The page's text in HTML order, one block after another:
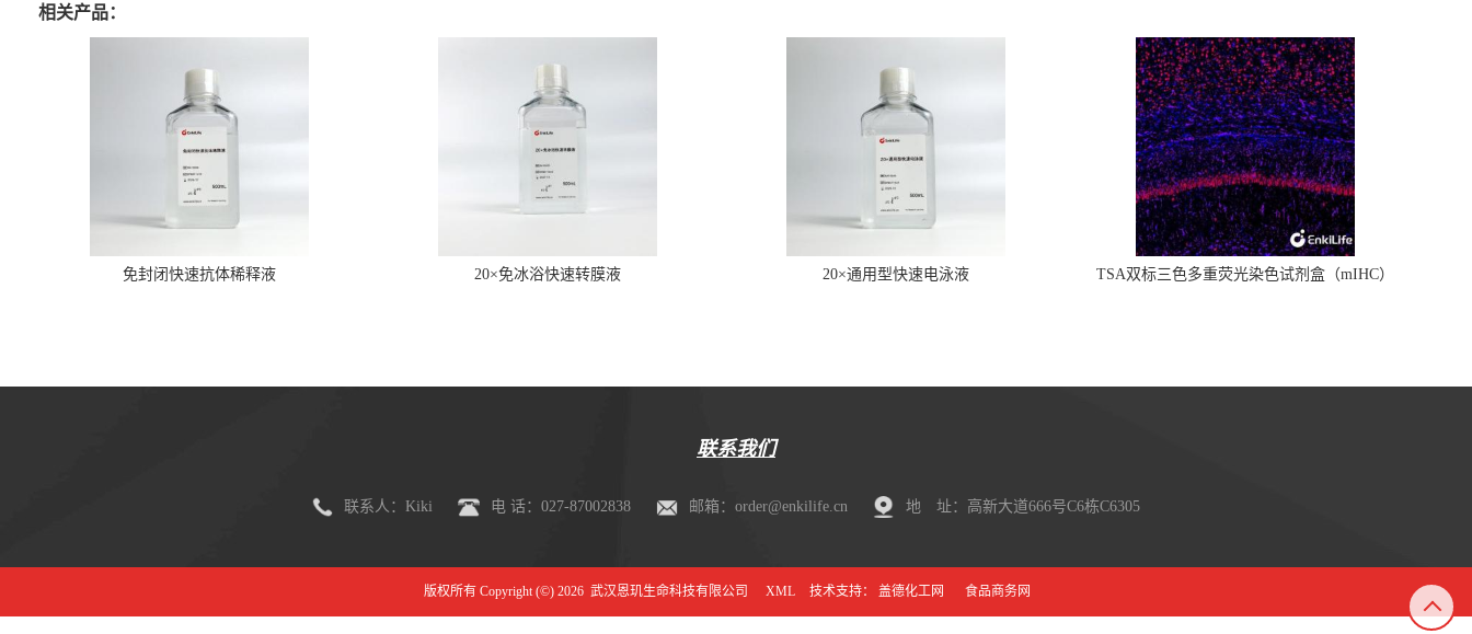
相关产品：
免封闭快速抗体稀释液 20×免冰浴快速转膜液 20×通用型快速电泳液 TSA双标三色多重荧光染色试剂盒（mIHC）
联系我们
联系人：Kiki 电 话：027-87002838 邮箱：order@enkilife.cn 地 址：高新大道666号C6栋C6305
版权所有 Copyright (©) 2026 武汉恩玑生命科技有限公司 XML 技术支持： 盖德化工网 食品商务网